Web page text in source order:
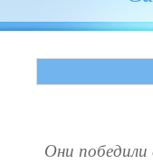
Они победили